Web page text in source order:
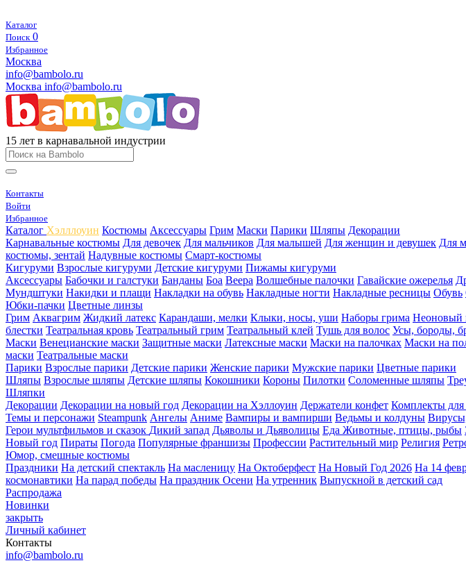
Каталог
Поиск 0
Избранное
Москва
info@bambolo.ru
Москва info@bambolo.ru
15 лет в карнавальной индустрии
Контакты
Войти
Избранное
Каталог Хэлллоуин Костюмы Аксессуары Грим Маски Парики Шляпы Декорации
Карнавальные костюмы Для девочек Для мальчиков Для малышей Для женщин и девушек Для
костюмы, зентай Надувные костюмы Смарт-костюмы
Кигуруми Взрослые кигуруми Детские кигуруми Пижамы кигуруми
Аксессуары Бабочки и галстуки Банданы Боа Веера Волшебные палочки Гавайские ожерелья
Мундштуки Накидки и плащи Накладки на обувь Накладные ногти Накладные ресницы Обувь
Юбки-пачки Цветные линзы
Грим Аквагрим Жидкий латекс Карандаши, мелки Клыки, носы, уши Наборы грима Неоновый
блестки Театральная кровь Театральный грим Театральный клей Тушь для волос Усы, бороды,
Маски Венецианские маски Защитные маски Латексные маски Маски на палочках Маски на
маски Театральные маски
Парики Взрослые парики Детские парики Женские парики Мужские парики Цветные парики
Шляпы Взрослые шляпы Детские шляпы Кокошники Короны Пилотки Соломенные шляпы
Шляпки
Декорации Декорации на новый год Декорации на Хэллоуин Держатели конфет Комплекты для
Темы и персонажи Steampunk Ангелы Аниме Вампиры и вампирши Ведьмы и колдуны
Герои мультфильмов и сказок Дикий запад Дьяволы и Дьяволицы Еда Животные, птицы, рыбы
Новый год Пираты Погода Популярные франшизы Профессии Растительный мир Религия
Юмор, смешные костюмы
Праздники На детский спектакль На масленицу На Октоберфест На Новый Год 2026 На 14
космонавтики На парад победы На праздник Осени На утренник Выпускной в детский сад
Распродажа
Новинки
закрыть
Личный кабинет
Контакты
info@bambolo.ru